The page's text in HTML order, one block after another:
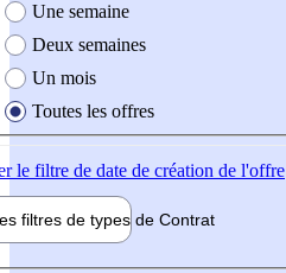
Une semaine
Deux semaines
Un mois
Toutes les offres
le filtre de date de création de l'offre
filtres de types de Contrat